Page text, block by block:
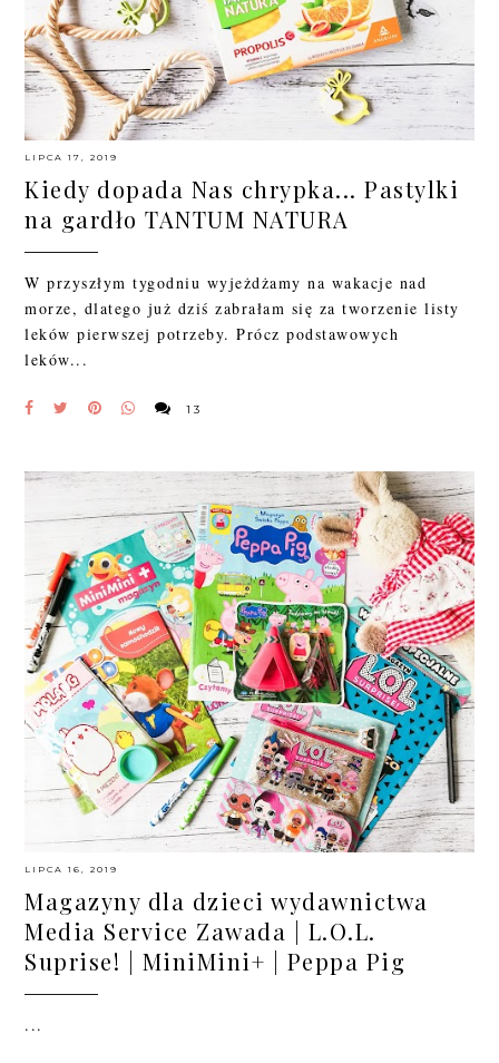
LIPCA 17, 2019
Kiedy dopada Nas chrypka... Pastylki
na gardło TANTUM NATURA
W przyszłym tygodniu wyjeżdżamy na wakacje nad
morze, dlatego już dziś zabrałam się za tworzenie listy
leków pierwszej potrzeby. Prócz podstawowych
leków...
13
LIPCA 16, 2019
Magazyny dla dzieci wydawnictwa
Media Service Zawada | L.O.L.
Suprise! | MiniMini+ | Peppa Pig
...